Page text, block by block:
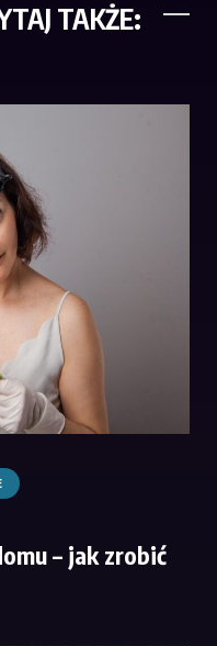
TAKŻE:
– jak zrobić